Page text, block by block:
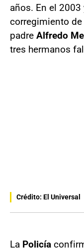
años. En el
corregimiento de
padre Alfredo
tres hermanos
Crédito: El Universal
La Policía